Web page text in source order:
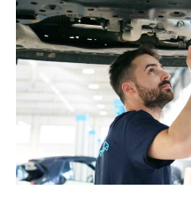
438 litri. Tra gli optional e le dotazioni troviamo: isofix, volante
in pelle, usb e tanto altro ancora. Al momento della
questa auto sarà soggetta a
nel prezzo. Su tutte le nostre
brumbrum di 12 mesi dalla
24/7 in Italia e in Europa. È